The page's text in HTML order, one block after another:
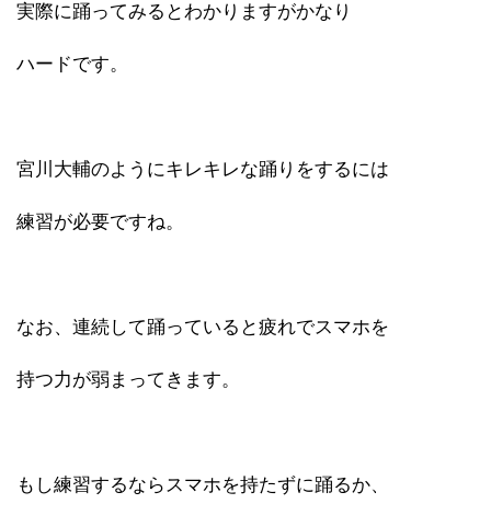
実際に踊ってみるとわかりますがかなり
ハードです。
宮川大輔のようにキレキレな踊りをするには
練習が必要ですね。
なお、連続して踊っていると疲れでスマホを
持つ力が弱まってきます。
もし練習するならスマホを持たずに踊るか、